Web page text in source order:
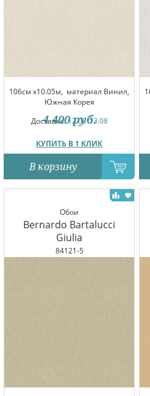
106см x10.05м, материал Винил,
Южная Корея
Доставка:12.08-13.08
КУПИТЬ В 1 КЛИК
4 400 руб.
В корзину
Обои
Bernardo Bartalucci
Giulia
84121-5